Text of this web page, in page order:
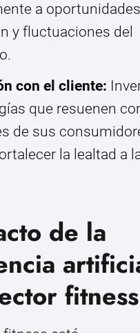
a
y fluctuaciones del
con el cliente:
que resuenen
de sus
la lealtad a
de la
fitness